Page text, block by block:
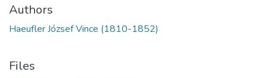
Authors
Haeufler József Vince (1810-1852)
Files